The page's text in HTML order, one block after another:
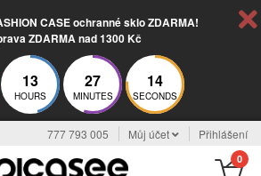
CASE ochranné sklo ZDARMA!
ZDARMA nad 1300 Kč
13
HOURS
27
MINUTES
13
SECONDS
777 793 005 Můj účet Přihlášení
0